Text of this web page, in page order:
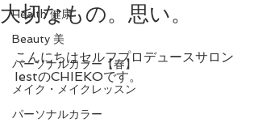
Health 健康
Beauty 美
パーソナルカラー【春】
メイク・メイクレッスン
パーソナルカラー
大切なもの。思い。
こんにちはセルフプロデュースサロン
IestのCHIEKOです。